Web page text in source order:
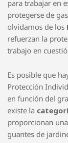
cabeza, en los
ejemplo. Luego
que se
necesariamente
chispas de radial,
importantes que
EPIs para vías
para trabajar en
protegerse de
olvidamos de los
refuerzan la